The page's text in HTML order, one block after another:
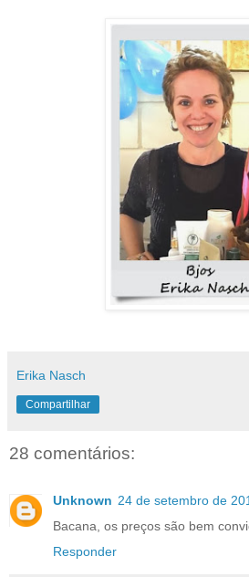
Erika Nasch
Compartilhar
28 comentários:
Unknown 24 de setembro de
Bacana, os preços são bem
Responder